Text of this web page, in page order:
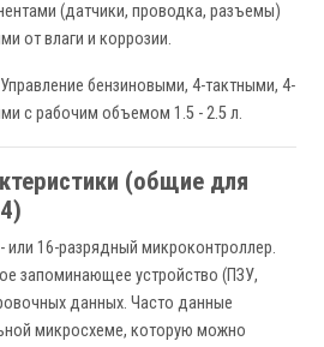
(датчики, проводка, разъемы)
от влаги и коррозии.
Управление бензиновыми, 4-тактными, 4-
с рабочим объемом 1.5 - 2.5 л.
(общие для
или 16-разрядный микроконтроллер.
запоминающее устройство (ПЗУ,
данных. Часто данные
микросхеме, которую можно